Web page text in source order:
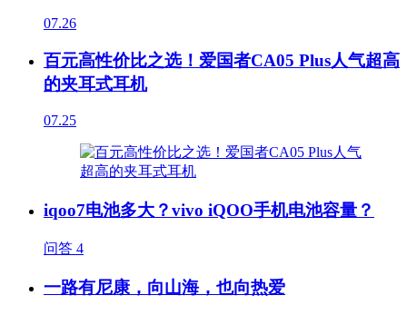
07.26
百元高性价比之选！爱国者CA05 Plus人气超高
的夹耳式耳机
07.25
iqoo7电池多大？vivo iQOO手机电池容量？
问答 4
一路有尼康，向山海，也向热爱